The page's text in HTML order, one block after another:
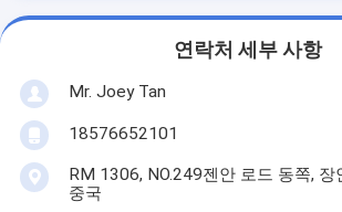
연락처 세부 사항
Mr. Joey Tan
18576652101
RM 1306, NO.249젠안 로드 동쪽, 장
중국